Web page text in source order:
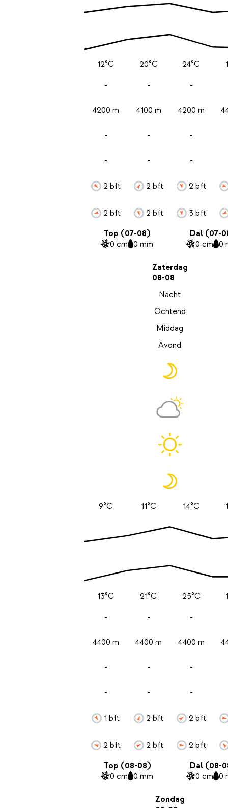
12°C
-
4200 m
-
-
2 bft
2 bft
20°C
-
4100 m
-
-
2 bft
2 bft
24°C
-
4200 m
-
-
2 bft
3 bft
Top (07-08)
0 cm 0 mm
Dal (07-
0 cm 0
Zaterdag
08-08
Nacht
Ochtend
Middag
Avond
9°C
13°C
-
4400 m
-
-
1 bft
2 bft
11°C
21°C
-
4400 m
-
-
2 bft
2 bft
14°C
25°C
-
4400 m
-
-
2 bft
2 bft
Top (08-08)
0 cm 0 mm
Dal (08-
0 cm 0
Zondag